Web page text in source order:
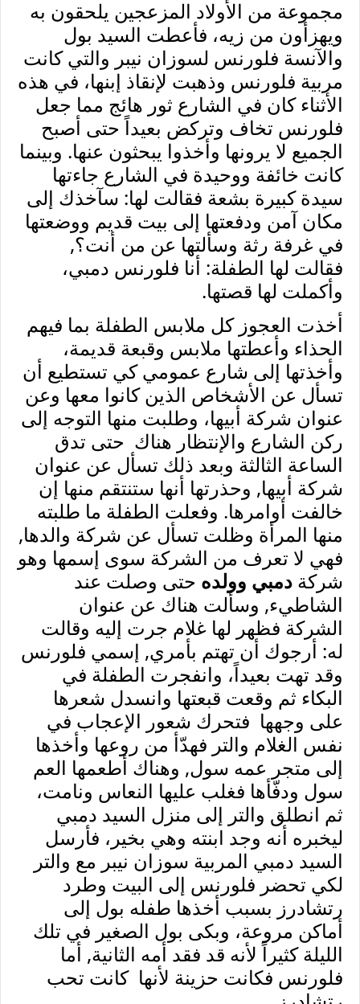
مجموعة من الأولاد المزعجين يلحقون به
ويهزأون من زيه، فأعطت السيد بول
والآنسة فلورنس لسوزان نيبر والتي كانت
مربية فلورنس وذهبت لإنقاذ إبنها، في هذه
الأثناء كان في الشارع ثور هائج مما جعل
فلورنس تخاف وتركض بعيداً حتى أصبح
الجميع لا يرونها وأخذوا يبحثون عنها. وبينما
كانت خائفة ووحيدة في الشارع جاءتها
سيدة كبيرة بشعة فقالت لها: سآخذك إلى
مكان آمن ودفعتها إلى بيت قديم ووضعتها
في غرفة رثة وسألتها عن من أنت؟,
فقالت لها الطفلة: أنا فلورنس دمبي،
وأكملت لها قصتها.
أخذت العجوز كل ملابس الطفلة بما فيهم
الحذاء وأعطتها ملابس وقبعة قديمة،
وأخذتها إلى شارع عمومي كي تستطيع أن
تسأل عن الأشخاص الذين كانوا معها وعن
عنوان شركة أبيها، وطلبت منها التوجه إلى
ركن الشارع والإنتظار هناك حتى تدق
الساعة الثالثة وبعد ذلك تسأل عن عنوان
شركة أبيها, وحذرتها أنها ستنتقم منها إن
خالفت أوامرها. وفعلت الطفلة ما طلبته
منها المرأة وظلت تسأل عن شركة والدها,
فهي لا تعرف من الشركة سوى إسمها وهو
شركة دمبي وولده حتى وصلت عند
الشاطيء, وسألت هناك عن عنوان
الشركة فظهر لها غلام جرت إليه وقالت
له: أرجوك أن تهتم بأمري, إسمي فلورنس
وقد تهت بعيداً، وانفجرت الطفلة في
البكاء ثم وقعت قبعتها وانسدل شعرها
على وجهها فتحرك شعور الإعجاب في
نفس الغلام والتر فهدّأ من روعها وأخذها
إلى متجر عمه سول, وهناك أطعمها العم
سول ودفّأها فغلب عليها النعاس ونامت،
ثم انطلق والتر إلى منزل السيد دمبي
ليخبره أنه وجد ابنته وهي بخير، فأرسل
السيد دمبي المربية سوزان نيبر مع والتر
لكي تحضر فلورنس إلى البيت وطرد
رتشادرز بسبب أخذها طفله بول إلى
أماكن مروعة، وبكى بول الصغير في تلك
الليلة كثيراً لأنه قد فقد أمه الثانية, أما
فلورنس فكانت حزينة لأنها كانت تحب